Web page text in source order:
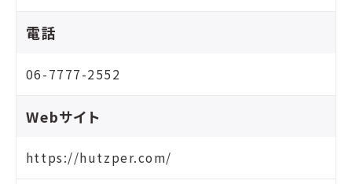
電話
06-7777-2552
Webサイト
https://hutzper.com/